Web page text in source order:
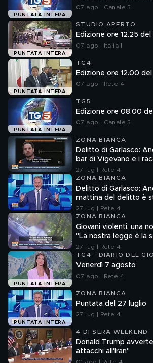
PUNTATA INTERA
07 ago | Canale 5
PUNTATA INTERA
STUDIO APERTO
Edizione ore 12.25
07 ago | Italia 1
PUNTATA INTERA
TG4
Edizione ore 12.00
07 ago | Rete 4
PUNTATA INTERA
TG5
Edizione ore 08.00
07 ago | Canale 5
ZONA BIANCA
Delitto di Garlasco:
bar di Vigevano e i
27 lug | Rete 4
ZONA BIANCA
Delitto di Garlasco:
mattina del delitto è
27 lug | Rete 4
ZONA BIANCA
Giovani violenti, una
"La nostra legge è la
27 lug | Rete 4
PUNTATA INTERA
TG4 - DIARIO DEL
Venerdì 7 agosto
07 ago | Rete 4
PUNTATA INTERA
ZONA BIANCA
Puntata del 27 luglio
27 lug | Rete 4
4 DI SERA WEEKEND
Donald Trump
attacchi all'Iran"